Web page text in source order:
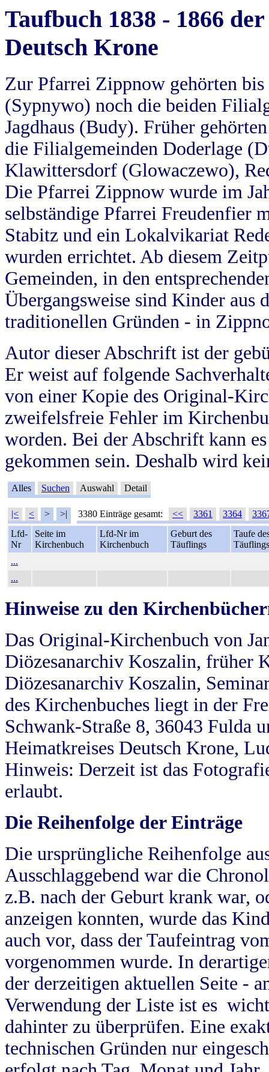
Taufbuch 1838 - 1866
Deutsch Krone
Zur Pfarrei Zippnow gehörten
(Sypnywo) noch die beiden
Jagdhaus (Budy). Früher
die Filialgemeinden Doderlage
Klawittersdorf (Glowaczewo),
Die Pfarrei Zippnow wurde im
selbständige Pfarrei Freudenfier
Stabitz und ein Lokalvikariat
wurden errichtet. Ab diesem
Gemeinden, in den
Übergangsweise sind Kinder aus
traditionellen Gründen - in
Autor dieser Abschrift ist der
Er weist auf folgende
von einer Kopie des Original-
zweifelsfreie Fehler im
worden. Bei der Abschrift kann
gekommen sein. Deshalb wird
Alles Suchen Auswahl Detail
|< < > >| 3380 Einträge gesamt: << 3361 3364
Lfd-
Nr
Seite im
Kirchenbuch
Lfd-Nr im
Kirchenbuch
Geburt des
Täuflings
Taufe
Täuflings
...
...
Hinweise zu den
Das Original-Kirchenbuch von
Diözesanarchiv Koszalin, früher
Diözesanarchiv Koszalin,
des Kirchenbuches liegt in der
Schwank-Straße 8, 36043 Fulda
Heimatkreises Deutsch Krone,
Hinweis: Derzeit ist das
erlaubt.
Die Reihenfolge der Einträge
Die ursprüngliche Reihenfolge
Ausschlaggebend war die
z.B. nach der Geburt krank war,
anzeigen konnten, wurde das
auch vor, dass der Taufeintrag
vorgenommen wurde. In
der derzeitigen aktuellen Seite -
Verwendung der Liste ist es
dahinter zu überprüfen. Eine
technischen Gründen nur